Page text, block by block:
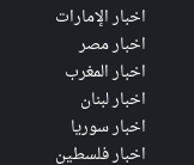
اخبار الإمارات
اخبار مصر
اخبار المغرب
اخبار لبنان
اخبار سوريا
اخبار فلسطين